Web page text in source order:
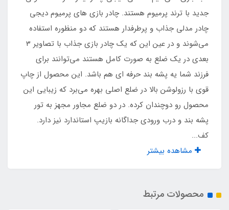
10 سال
جنس کف
پارچه ای
جنس بدنه
پلی استر و حریر
نوع اسکلت
جدید با ترند پرمیوم هستند. چادر بازی های پرمیوم دیجی
چادر مدلی جذاب و پرطرفدار هستند که دو منظوره استفاده
می‌شوند و در عین این که یک چادر بازی جذاب با تصاویر 3
بعدی در یک ضلع به صورت کامل هستند می‌توانند برای
فرزند شما یه پشه‌ بند حرفه ای هم باشد. این محصول از چاپ
قوی با رزولوشن بالا در ضلع اصلی بهره می‌برد که زیبایی این
محصول رو دوچندان کرده. در دو ضلع مجاور مجهز به تور
پشه بند و درب ورودی جداگانه بازیپ استاندارد نیز دارد.
کف...
مشاهده بیشتر
محصولات مرتبط